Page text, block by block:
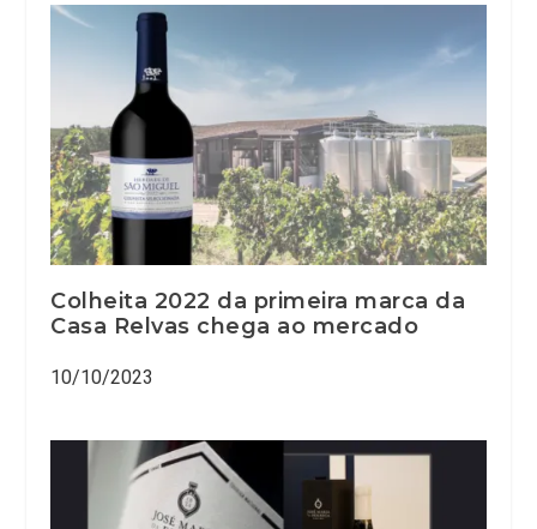
Colheita 2022 da primeira marca da
Casa Relvas chega ao mercado
10/10/2023